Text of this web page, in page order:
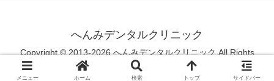
へんみデンタルクリニック
Copyright © 2013-2026 へんみデンタルクリニック All Rights
Reserved.
メニュー ホーム 検索 トップ サイドバー